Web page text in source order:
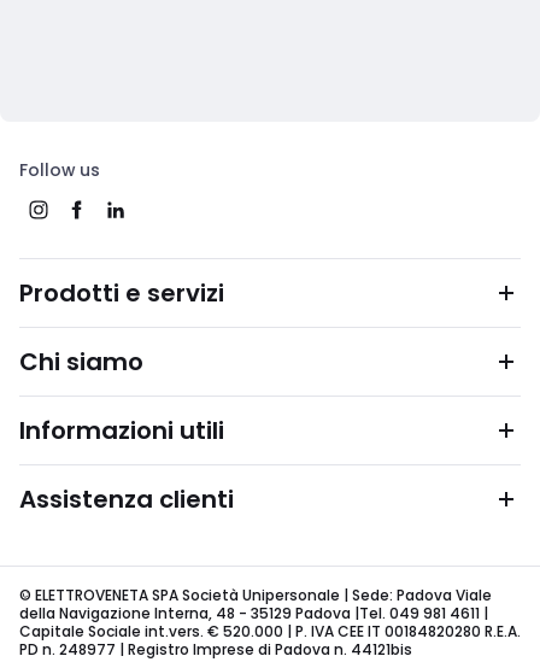
Follow us
Prodotti e servizi
Chi siamo
Informazioni utili
Assistenza clienti
© ELETTROVENETA SPA Società Unipersonale | Sede: Padova Viale
della Navigazione Interna, 48 - 35129 Padova |Tel. 049 981 4611 |
Capitale Sociale int.vers. € 520.000 | P. IVA CEE IT 00184820280 R.E.A.
PD n. 248977 | Registro Imprese di Padova n. 44121bis